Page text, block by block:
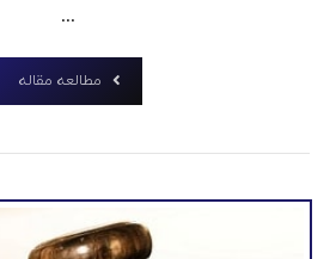
...
مطالعه مقاله